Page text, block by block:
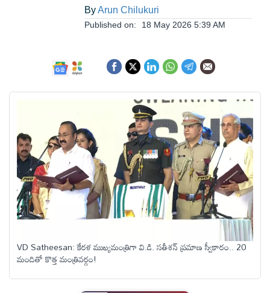
జాతీయం
అంతర్జాతీయం
సినిమా
క్రీడలు
వ్యాపారం
స్టైల్
ByArun Chilukuri
Published on: 18 May 2026 5:39 AM
VD Satheesan: కేరళ ముఖ్యమంత్రిగా వి.డి. సతీశన్ ప్రమాణ స్వీకారం.. 20
మందితో కొత్త మంత్రివర్గం!